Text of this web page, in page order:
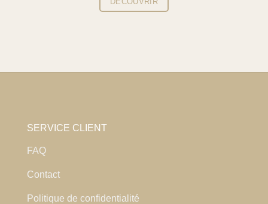
SERVICE CLIENT
FAQ
Contact
Politique de confidentialité